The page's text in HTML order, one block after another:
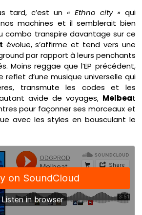
tard, c’est un « Ethno city »qui
machines et il semblerait bien
combo transpire davantage sur ce
évolue, s’affirme et tend vers une
par rapport à leurs penchants
Moins reggae que l’EP précédent,
reflet d’une musique universelle qui
transmute les codes et les
avide de voyages, Melbeat
pour façonner ses morceaux et
avec les styles en bousculant le